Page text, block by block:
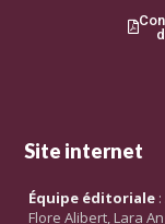
Site internet
Équipe éditoriale
Flore Alibert, Lara